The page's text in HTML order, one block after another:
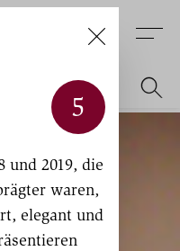
Menu
5
und 2019, die
waren,
elegant und